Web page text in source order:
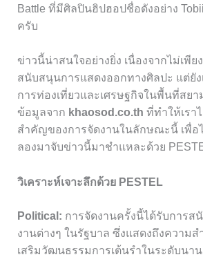
Battle ที่มีศิลปินฮิปฮอปชื่อดังอย่าง
ครับ
ข่าวนี้น่าสนใจอย่างยิ่ง เนื่องจากไม่เพีย
สนับสนุนการแสดงออกทางศิลปะ แต่ยัง
การท่องเที่ยวและเศรษฐกิจในพื้นที่สย
ข้อมูลจาก khaosod.co.th ที่ทำให้เรา
สำคัญของการจัดงานในลักษณะนี้ เพื่อไ
ลองมาจับข่าวนี้มาชำแหละด้วย
วิเคราะห์เจาะลึกด้วย PESTEL
Political: การจัดงานครั้งนี้ได้รับการส
งานต่างๆ ในรัฐบาล ซึ่งแสดงถึงความ
เสริมวัฒนธรรมการเต้นรำในระดับนา